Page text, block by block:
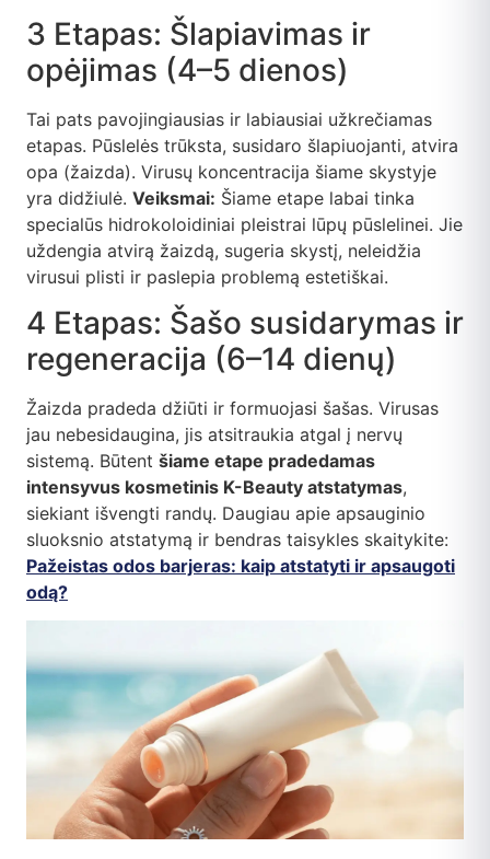
3 Etapas: Šlapiavimas ir
opėjimas (4–5 dienos)
Tai pats pavojingiausias ir labiausiai užkrečiamas
etapas. Pūslelės trūksta, susidaro šlapiuojanti, atvira
opa (žaizda). Virusų koncentracija šiame skystyje
yra didžiulė. Veiksmai: Šiame etape labai tinka
specialūs hidrokoloidiniai pleistrai lūpų pūslelinei. Jie
uždengia atvirą žaizdą, sugeria skystį, neleidžia
virusui plisti ir paslepia problemą estetiškai.
4 Etapas: Šašo susidarymas ir
regeneracija (6–14 dienų)
Žaizda pradeda džiūti ir formuojasi šašas. Virusas
jau nebesidaugina, jis atsitraukia atgal į nervų
sistemą. Būtent šiame etape pradedamas
intensyvus kosmetinis K-Beauty atstatymas,
siekiant išvengti randų. Daugiau apie apsauginio
sluoksnio atstatymą ir bendras taisykles skaitykite:
Pažeistas odos barjeras: kaip atstatyti ir apsaugoti
odą?